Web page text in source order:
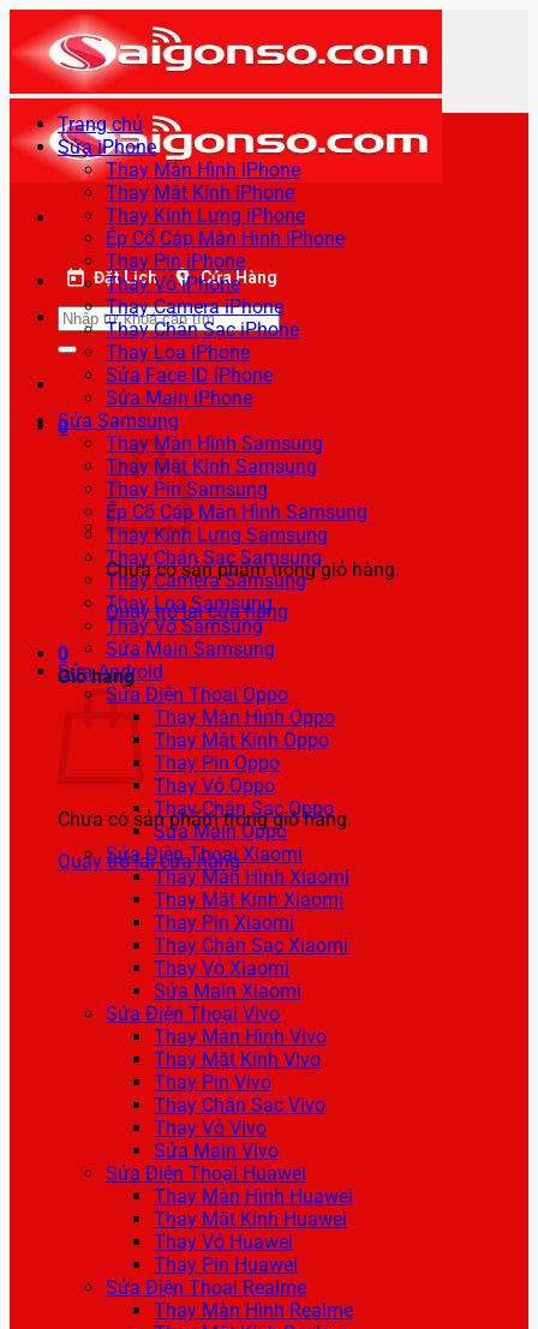
qua
nội
dung
Đặt Lịch Cửa Hàng
Tìm
kiếm:
0
Chưa có sản phẩm trong giỏ hàng.
Quay trở lại cửa hàng
0
Giỏ hàng
Chưa có sản phẩm trong giỏ hàng.
Quay trở lại cửa hàng
Trang chủ
Sửa iPhone
Thay Màn Hình iPhone
Thay Mặt Kính iPhone
Thay Kính Lưng iPhone
Ép Cổ Cáp Màn Hình iPhone
Thay Pin iPhone
Thay Vỏ iPhone
Thay Camera iPhone
Thay Chân Sạc iPhone
Thay Loa iPhone
Sửa Face ID iPhone
Sửa Main iPhone
Sửa Samsung
Thay Màn Hình Samsung
Thay Mặt Kính Samsung
Thay Pin Samsung
Ép Cổ Cáp Màn Hình Samsung
Thay Kính Lưng Samsung
Thay Chân Sạc Samsung
Thay Camera Samsung
Thay Loa Samsung
Thay Vỏ Samsung
Sửa Main Samsung
Sửa Android
Sửa Điện Thoại Oppo
Thay Màn Hình Oppo
Thay Mặt Kính Oppo
Thay Pin Oppo
Thay Vỏ Oppo
Thay Chân Sạc Oppo
Sửa Main Oppo
Sửa Điện Thoại Xiaomi
Thay Màn Hình Xiaomi
Thay Mặt Kính Xiaomi
Thay Pin Xiaomi
Thay Chân Sạc Xiaomi
Thay Vỏ Xiaomi
Sửa Main Xiaomi
Sửa Điện Thoại Vivo
Thay Màn Hình Vivo
Thay Mặt Kính Vivo
Thay Pin Vivo
Thay Chân Sạc Vivo
Thay Vỏ Vivo
Sửa Main Vivo
Sửa Điện Thoại Huawei
Thay Màn Hình Huawei
Thay Mặt Kính Huawei
Thay Vỏ Huawei
Thay Pin Huawei
Sửa Điện Thoại Realme
Thay Màn Hình Realme